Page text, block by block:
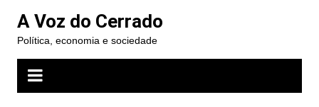
para
conteúdo
A Voz do Cerrado
Política, economia e sociedade